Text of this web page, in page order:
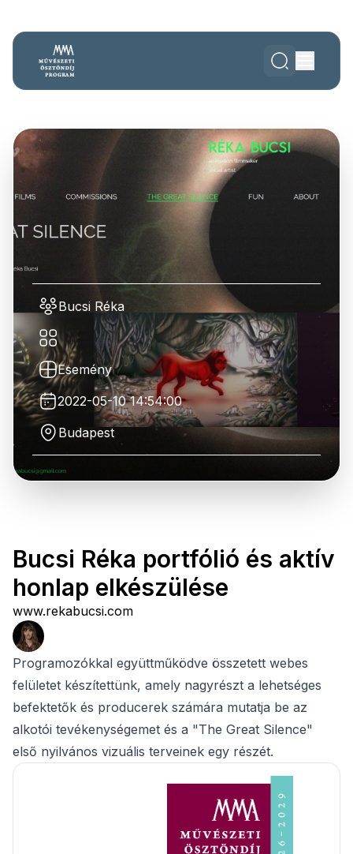
Bucsi Réka
Esemény
2022-05-10 14:54:00
Budapest
Bucsi Réka portfólió és aktív
honlap elkészülése
www.rekabucsi.com
Programozókkal együttműködve összetett webes
felületet készítettünk, amely nagyrészt a lehetséges
befektetők és producerek számára mutatja be az
alkotói tevékenységemet és a "The Great Silence"
első nyilvános vizuális terveinek egy részét.